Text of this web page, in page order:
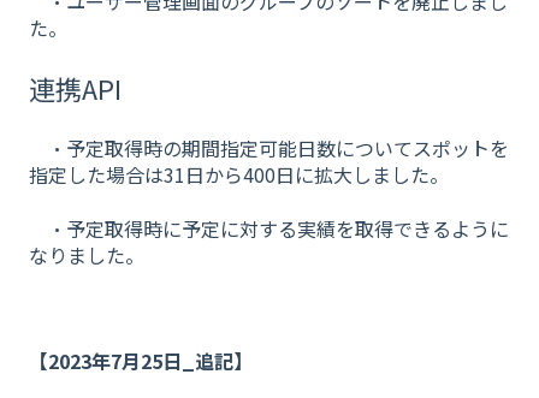
た。
連携API
・予定取得時の期間指定可能日数についてスポットを
指定した場合は31日から400日に拡大しました。
・予定取得時に予定に対する実績を取得できるように
なりました。
【2023年7月25日_追記】